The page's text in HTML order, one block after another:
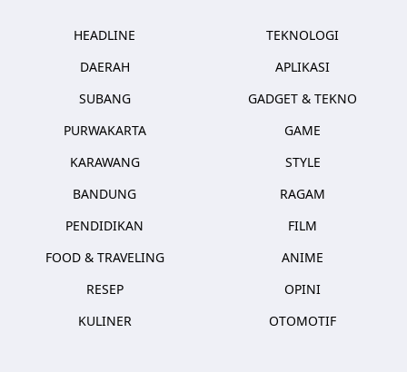
HEADLINE
DAERAH
SUBANG
PURWAKARTA
KARAWANG
BANDUNG
PENDIDIKAN
FOOD & TRAVELING
RESEP
KULINER
TEKNOLOGI
APLIKASI
GADGET & TEKNO
GAME
STYLE
RAGAM
FILM
ANIME
OPINI
OTOMOTIF